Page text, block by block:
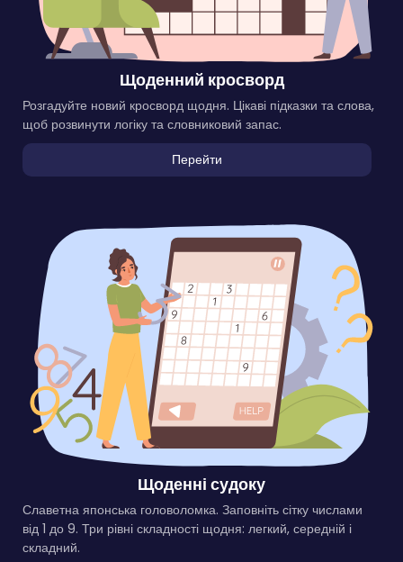
Щоденний кросворд
Розгадуйте новий кросворд щодня. Цікаві підказки та слова,
щоб розвинути логіку та словниковий запас.
Перейти
Щоденні судоку
Славетна японська головоломка. Заповніть сітку числами
від 1 до 9. Три рівні складності щодня: легкий, середній і
складний.